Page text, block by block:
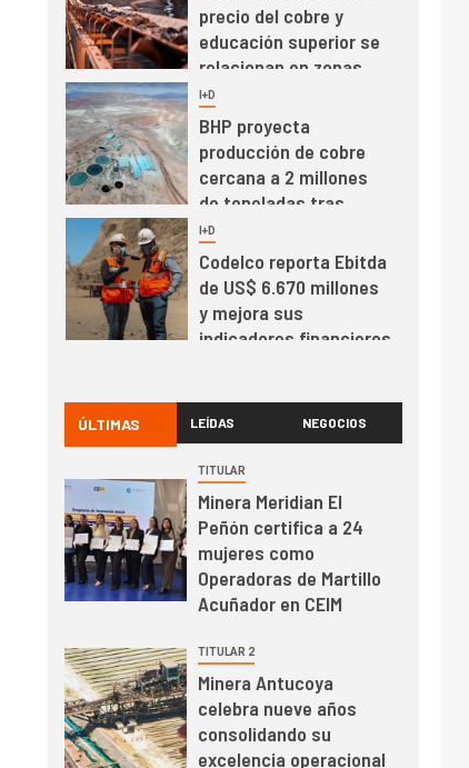
precio del cobre y
educación superior se
relacionan en zonas
mineras
6 I+D
BHP proyecta
producción de cobre
cercana a 2 millones
de toneladas tras
récord en Escondida
I+D
Codelco reporta Ebitda
de US$ 6.670 millones
y mejora sus
indicadores financieros
Codelco Ventanas
prueba camión 100%
eléctrico para
transportar cátodos al
Puerto de San Antonio
2 I+D
Producción minera en
mayo de 2026 cae
10,6%
PIB minero impacta el
crecimiento regional:
Banco Central reporta
resultados dispares en
ÚLTIMAS LEÍDAS NEGOCIOS
TITULAR
Minera Meridian El
Peñón certifica a 24
mujeres como
Operadoras de Martillo
Acuñador en CEIM
TITULAR 2
Minera Antucoya
celebra nueve años
consolidando su
excelencia operacional